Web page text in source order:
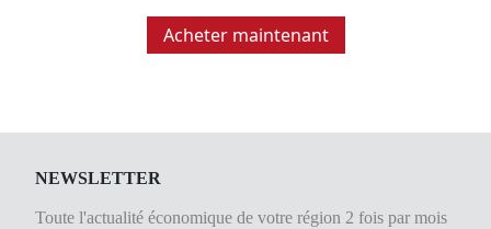
Acheter maintenant
NEWSLETTER
Toute l'actualité économique de votre région 2 fois par mois